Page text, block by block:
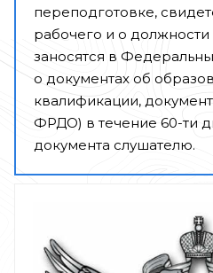
переподготовке,
рабочего и о
заносятся в
о документах об
квалификации,
ФРДО) в течение 60-ти
документа слушателю.